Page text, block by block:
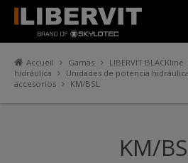
Accueil Gamas LIBERVIT BLACKline
hidráulica
Unidades de potencia hidráulica
accesorios
KM/BSL
KM/